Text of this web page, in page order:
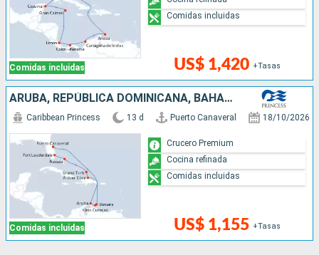
Comidas incluidas US$ 1,420 +Tasas
Comidas incluidas
ARUBA, REPÚBLICA DOMINICANA, BAHAMAS, ESTADOS UNIDOS
Comidas incluidas
Caribbean Princess 13 d Puerto Canaveral 18/10/2026
US$ 1,155 +Tasas
Crucero Premium
Cocina refinada
Comidas incluidas